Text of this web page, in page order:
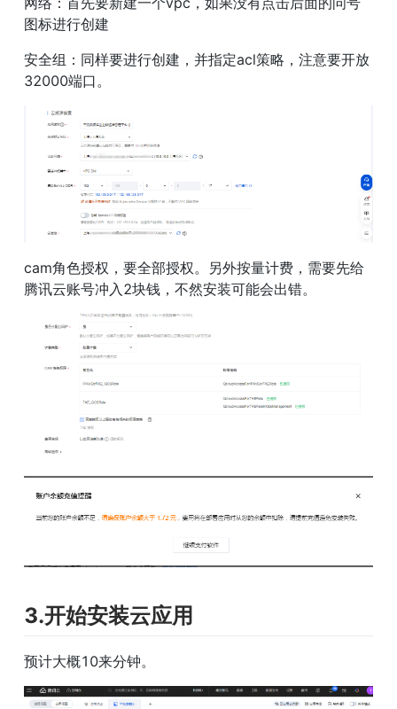
图标进行创建
安全组：同样要进行创建，并指定acl策略，注意要开放
32000端口。
cam角色授权，要全部授权。另外按量计费，需要先给
腾讯云账号冲入2块钱，不然安装可能会出错。
3.开始安装云应用
预计大概10来分钟。